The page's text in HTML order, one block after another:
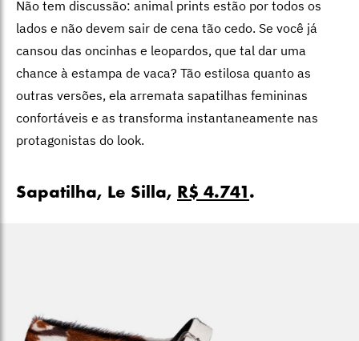
Não tem discussão: animal prints estão por todos os
lados e não devem sair de cena tão cedo. Se você já
cansou das oncinhas e leopardos, que tal dar uma
chance à estampa de vaca? Tão estilosa quanto as
outras versões, ela arremata sapatilhas femininas
confortáveis e as transforma instantaneamente nas
protagonistas do look.
Sapatilha, Le Silla, R$ 4.741 .